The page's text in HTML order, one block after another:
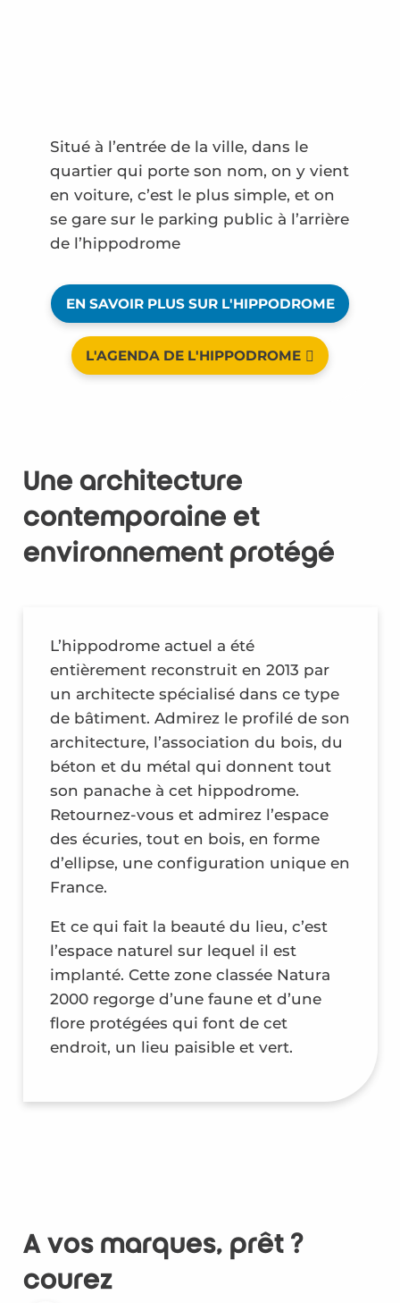
Situé à l’entrée de la ville, dans le
quartier qui porte son nom, on y vient
en voiture, c’est le plus simple, et on
se gare sur le parking public à l’arrière
de l’hippodrome
EN SAVOIR PLUS SUR L'HIPPODROME
L'AGENDA DE L'HIPPODROME
Une architecture
contemporaine et
environnement protégé
L’hippodrome actuel a été
entièrement reconstruit en 2013 par
un architecte spécialisé dans ce type
de bâtiment. Admirez le profilé de son
architecture, l’association du bois, du
béton et du métal qui donnent tout
son panache à cet hippodrome.
Retournez-vous et admirez l’espace
des écuries, tout en bois, en forme
d’ellipse, une configuration unique en
France.
Et ce qui fait la beauté du lieu, c’est
l’espace naturel sur lequel il est
implanté. Cette zone classée Natura
2000 regorge d’une faune et d’une
flore protégées qui font de cet
endroit, un lieu paisible et vert.
A vos marques, prêt ?
courez